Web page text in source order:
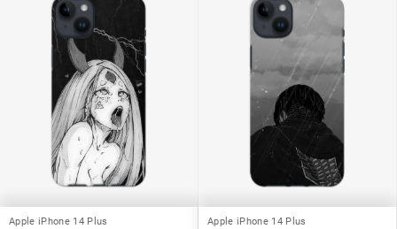
Apple iPhone 14 Plus Apple iPhone 14 Plus